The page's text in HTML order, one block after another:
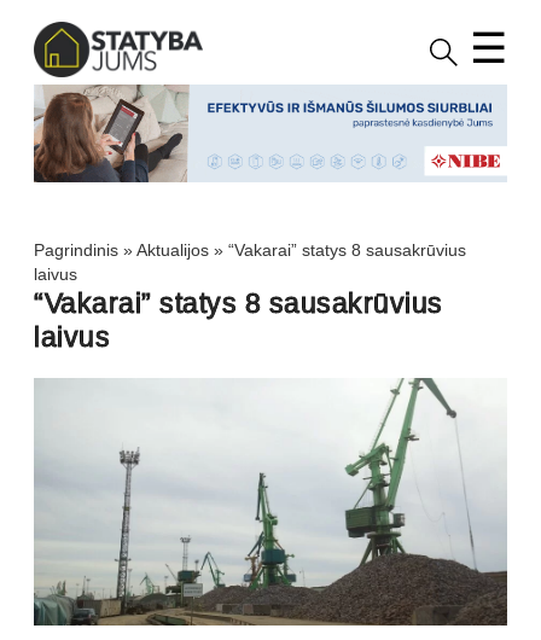
☰
Pagrindinis »Aktualijos » “Vakarai” statys 8 sausakrūvius
laivus
“Vakarai” statys 8 sausakrūvius
laivus